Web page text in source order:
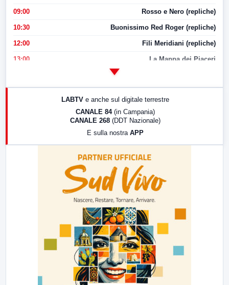
09:00 Rosso e Nero (repliche)
10:30 Buonissimo Red Roger (repliche)
12:00 Fili Meridiani (repliche)
13:00 La Mappa dei Piaceri
17:00 LabNews (replica)
LABTV e anche sul digitale terrestre
CANALE 84 (in Campania)
CANALE 268 (DDT Nazionale)
E sulla nostra APP